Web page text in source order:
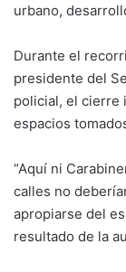
urbano,
Durante el
presidente del
policial, el cierre
espacios
“Aquí ni
calles no
apropiarse del
resultado de la